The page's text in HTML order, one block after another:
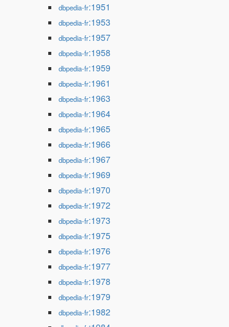
dbpedia-fr:1951
dbpedia-fr:1953
dbpedia-fr:1957
dbpedia-fr:1958
dbpedia-fr:1959
dbpedia-fr:1961
dbpedia-fr:1963
dbpedia-fr:1964
dbpedia-fr:1965
dbpedia-fr:1966
dbpedia-fr:1967
dbpedia-fr:1969
dbpedia-fr:1970
dbpedia-fr:1972
dbpedia-fr:1973
dbpedia-fr:1975
dbpedia-fr:1976
dbpedia-fr:1977
dbpedia-fr:1978
dbpedia-fr:1979
dbpedia-fr:1982